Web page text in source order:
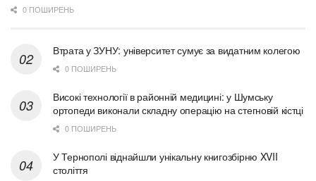
0 ПОШИРЕНЬ
Втрата у ЗУНУ: університет сумує за видатним колегою
0 ПОШИРЕНЬ
Високі технології в районній медицині: у Шумську
ортопеди виконали складну операцію на стегновій кістці
0 ПОШИРЕНЬ
У Тернополі віднайшли унікальну книгозбірню XVII
століття